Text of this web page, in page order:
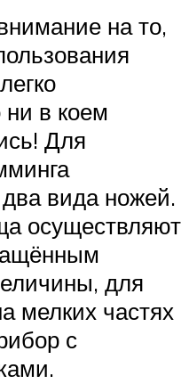
на то,
в коем
Для
вида ножей.
осуществляют
для
мелких частях
с